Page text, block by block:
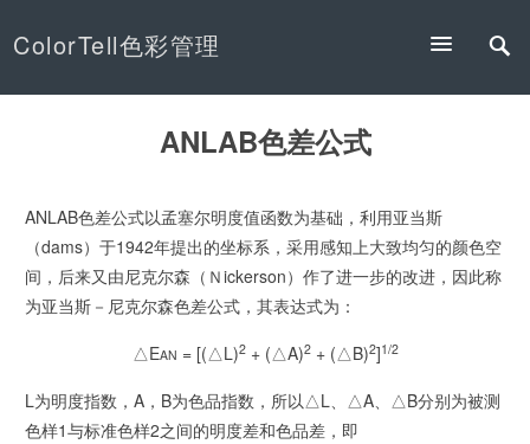
ColorTell色彩管理
ANLAB色差公式
ANLAB色差公式以孟塞尔明度值函数为基础，利用亚当斯
（dams）于1942年提出的坐标系，采用感知上大致均匀的颜色空
间，后来又由尼克尔森（Ｎickerson）作了进一步的改进，因此称
为亚当斯－尼克尔森色差公式，其表达式为：
△EAN = [(△L)2+ (△A)2+ (△B)2]1/2
L为明度指数，A，B为色品指数，所以△L、△A、△B分别为被测
色样1与标准色样2之间的明度差和色品差，即